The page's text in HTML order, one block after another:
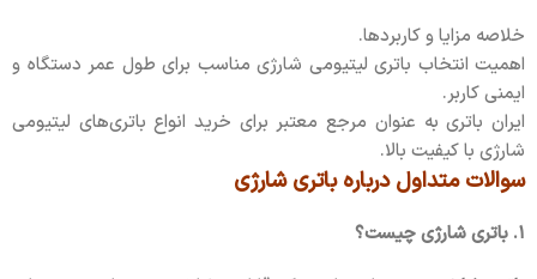
خلاصه مزایا و کاربردها.
اهمیت انتخاب باتری لیتیومی شارژی مناسب برای طول عمر دستگاه و
ایمنی کاربر.
ایران باتری به عنوان مرجع معتبر برای خرید انواع باتری‌های لیتیومی
شارژی با کیفیت بالا.
سوالات متداول درباره باتری شارژی
۱. باتری شارژی چیست؟